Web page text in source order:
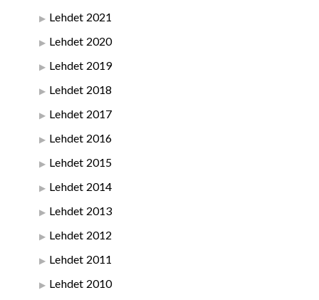
Lehdet 2021
Lehdet 2020
Lehdet 2019
Lehdet 2018
Lehdet 2017
Lehdet 2016
Lehdet 2015
Lehdet 2014
Lehdet 2013
Lehdet 2012
Lehdet 2011
Lehdet 2010